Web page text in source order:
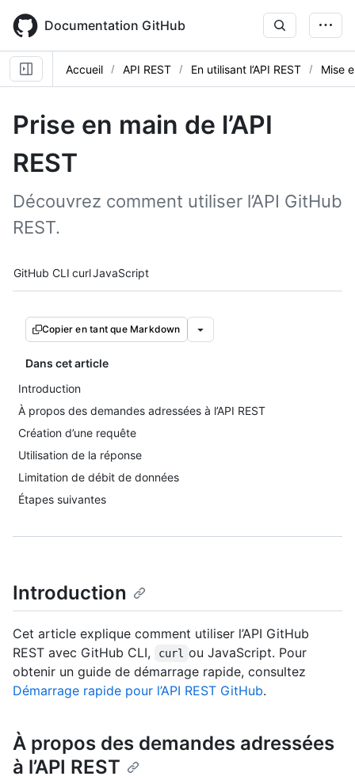
main
content
Documentation GitHub
Accueil API REST En utilisant l’API REST Mise
Prise en main de l’API
REST
Découvrez comment utiliser l’API GitHub
REST.
Tool navigation
GitHub CLI curlJavaScript
Copier en tant que Markdown
Dans cet article
Introduction
À propos des demandes adressées à l’API REST
Création d’une requête
Utilisation de la réponse
Limitation de débit de données
Étapes suivantes
Introduction
Cet article explique comment utiliser l’API GitHub
REST avec GitHub CLI,
curl ou JavaScript. Pour
obtenir un guide de démarrage rapide, consultez
Démarrage rapide pour l’API REST GitHub.
À propos des demandes adressées
à l’API REST